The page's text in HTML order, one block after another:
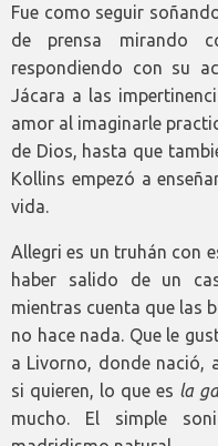
Fue como seguir
de prensa mirando
respondiendo con su
Jácara a las
amor al imaginarle
de Dios, hasta que
Kollins empezó a
vida.
Allegri es un truhán con
haber salido de un
mientras cuenta que las
no hace nada. Que le
a Livorno, donde nació,
si quieren, lo que es la
mucho. El simple